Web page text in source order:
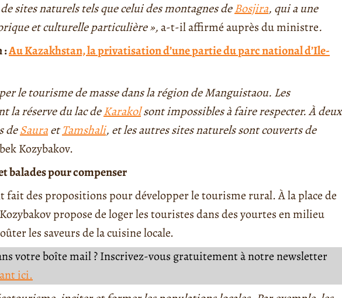
sites naturels tels que celui des montagnes deBosjira, qui a une
et culturelle particulière »,a-t-il affirmé auprès du ministre.
:Au Kazakhstan, la privatisation d’une partie du parc national d’Ile-
le tourisme de masse dans la région de Manguistaou. Les
la réserve du lac deKarakolsont impossibles à faire respecter. À deux
deSauraetTamshali, et les autres sites naturels sont couverts de
Kozybakov.
balades pour compenser
fait des propositions pour développer le tourisme rural. À la place de
propose de loger les touristes dans des yourtes en milieu
les saveurs de la cuisine locale.
votre boîte mail ? Inscrivez-vous gratuitement à notre newsletter
ici.